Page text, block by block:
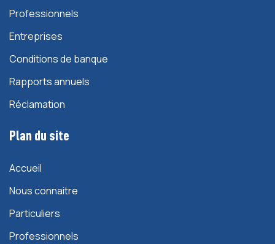
Professionnels
Entreprises
Conditions de banque
Rapports annuels
Réclamation
Plan du site
Accueil
Nous connaitre
Particuliers
Professionnels